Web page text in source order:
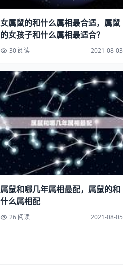
女属鼠的和什么属相最合适，属鼠
的女孩子和什么属相最适合？
30 阅读 2021-08-03
属鼠和哪几年属相最配，属鼠的和
什么属相配
26 阅读 2021-08-05